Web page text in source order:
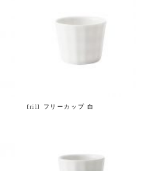
frill フリーカップ 白